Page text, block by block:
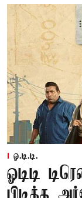
ஓ.டி.டி.
ஓடிடி